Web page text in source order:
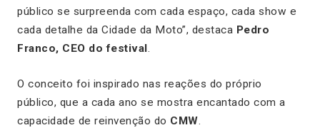
público se surpreenda com cada espaço, cada show e
cada detalhe da Cidade da Moto”, destaca Pedro
Franco, CEO do festival.
O conceito foi inspirado nas reações do próprio
público, que a cada ano se mostra encantado com a
capacidade de reinvenção do CMW.